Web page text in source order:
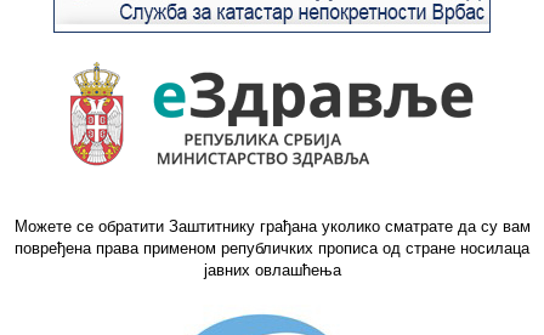
Можете се обратити Заштитнику грађана уколико сматрате да су вам
повређена права применом републичких прописа од стране носилаца
јавних овлашћења